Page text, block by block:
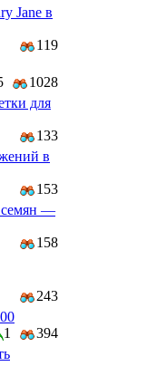
Jane в
119
1028
для
133
в
153
семян —
158
243
1
394